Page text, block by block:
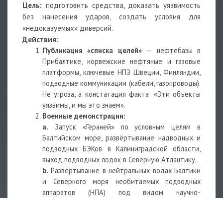
Цель: подготовить средства, доказать уязвимость
без нанесения ударов, создать условия для
«недоказуемых» диверсий.
Действия:
Публикация «списка целей» — нефтебазы в
Прибалтике, норвежские нефтяные и газовые
платформы, ключевые НПЗ Швеции, Финляндии,
подводные коммуникации (кабели, газопроводы).
Не угроза, а констатация факта: «Эти объекты
уязвимы, и мы это знаем».
Военные демонстрации:
a.
Запуск «Гераней» по условным целям в
Балтийском море, развёртывание надводных и
подводных БЭКов в Калиниградской области,
выход подводных лодок в Северную Атлантику.
b. Развёртывание в нейтральных водах Балтики
и Северного моря необитаемых подводных
аппаратов (НПА) под видом научно-